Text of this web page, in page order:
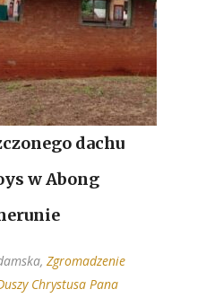
dachu
w Abong
Zgromadzenie
Chrystusa Pana